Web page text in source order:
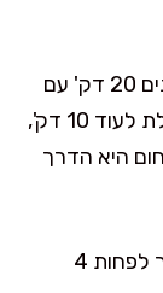
מכבים את התנור ומשאירים את העוגה בפנים 20 דק' עם
דלת סגורה. אחר כך פותחים חריץ קטן בדלת לעוד 10 דק',
היא הדרך
מצננים לטמפרטורת חדר ומעבירים למקרר לפחות 4